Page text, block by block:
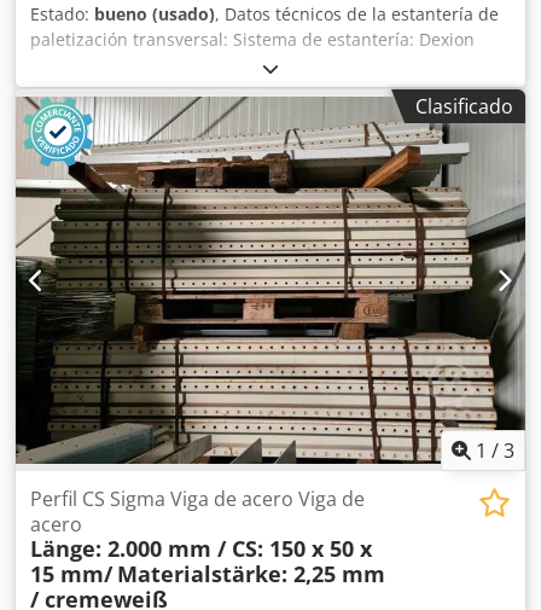
Estado: bueno (usado), Datos técnicos de la estantería de
paletización transversal: Sistema de estantería: Dexion
Tipo: P90 El volumen de suministro incluye: 01x travesaño
para estantería de paletización, usado Color del material:
galvanizado sendzimir Perfil de la caja: 110 x 50 mm Tipo
de viga: SLB 110|15 Soporte: 5 HK Anchura libre: 2.900 mm
Carga máx. por par de vigas 2.700 kg, con carga
uniformemente distribuida 02x pasador de bloqueo, usado
Color del material: galvanizado sendzimir Para asegurar
las vigas longitudinales contra el levantamiento
involuntario Actualmente disponible en stock: 1560 piezas.
Codpotpf Igofx Apberf Su contacto en nuestra empresa: Sr:
Andre Evering Sr.: Mario Klöver Sr.: Falk Deutsch
Información general sobre el artículo: Este artículo sólo se
ofrece para su recogida. Cualquier transporte o envío
adicional de este artículo o envío de este artículo lleva
asociados costes adicionales, que pueden solicitarse por
separado en función del lugar de entrega o del alcance de
la entrega.
Clasificado
1 /3
Perfil CS Sigma Viga de acero Viga de
acero
Länge: 2.000 mm / CS: 150 x 50 x
15 mm/ Materialstärke: 2,25 mm
/ cremeweiß